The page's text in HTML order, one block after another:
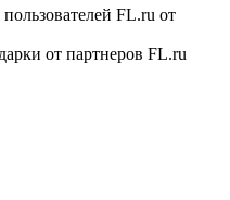
FL.ru от
от партнеров FL.ru